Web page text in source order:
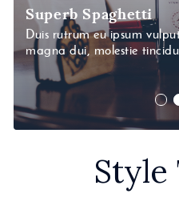
Superb Spaghetti
Duis rutrum eu ipsum
magna dui, molestie
Style